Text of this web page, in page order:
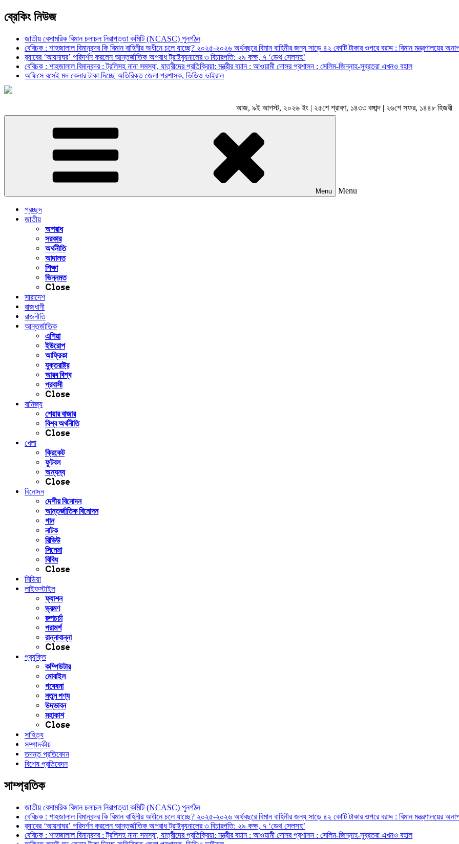
ব্রেকিং নিউজ
জাতীয় বেসামরিক বিমান চলাচল নিরাপত্তা কমিটি (NCASC) পুনর্গঠন
বেবিচক : শাহজালাল বিমানবন্দর কি বিমান বাহিনীর অধীনে চলে যাচ্ছে? ২০২৫-২০২৬ অর্থবছরে বিমান বাহিনীর জন্য সাড়ে ৪২ কোটি টাকার ওপরে বরাদ্দ : বিমান মন্ত্রণালয়ের
র‍্যাবের ‘আয়নাঘর’ পরিদর্শন করলেন আন্তর্জাতিক অপরাধ ট্রাইব্যুনালের ৩ বিচারপতি: ২৯ কক্ষ, ৭ ‘ডেথ সেলসহ’
বেবিচক : শাহজালাল বিমানবন্দর : ট্রলিসহ নানা সমস্যা, যাত্রীদের প্রতিক্রিয়া: মন্ত্রীর বয়ান : আওয়ামী দোসর প্রশাসন : সেলিম-জিন্নাহ-সুব্রতরা এখনও বহাল
অফিসে বসেই মদ কেনার টাকা দিচ্ছে অতিরিক্ত জেলা প্রশাসক, ভিডিও ভাইরাল
আজ, ৯ই আগস্ট, ২০২৬ ইং | ২৫শে শ্রাবণ, ১৪৩৩ বঙ্গাব্দ | ২৬শে সফর, ১৪৪৮ হিজরী
Menu Menu
প্রচ্ছদ
জাতীয়
অপরাধ
সরকার
অর্থনীতি
আদালত
শিক্ষা
ভিন্নমত
Close
সারাদেশ
রাজধানী
রাজনীতি
আন্তর্জাতিক
এশিয়া
ইউরোপ
আফ্রিকা
যুক্তরাষ্ট্র
আরব বিশ্ব
প্রবাসী
Close
বানিজ্য
শেয়ার বাজার
বিশ্ব অর্থনীতি
Close
খেলা
ক্রিকেট
ফুটবল
অন্যন্য
Close
বিনোদন
দেশীয় বিনোদন
আন্তর্জাতিক বিনোদন
গান
নাটক
রিভিউ
সিনেমা
বিবিধ
Close
মিডিয়া
লাইফস্টাইল
ফ্যাশন
ভ্রমণ
রুপচর্চা
পরামর্শ
রান্নাবান্না
Close
প্রযুক্তি
কম্পিউটার
মোবাইল
গবেষনা
নতুন পণ্য
উদ্ভাবন
মহাকাশ
Close
সাহিত্য
সম্পাদকীয়
তদন্ত প্রতিবেদন
বিশেষ প্রতিবেদন
সাম্প্রতিক
জাতীয় বেসামরিক বিমান চলাচল নিরাপত্তা কমিটি (NCASC) পুনর্গঠন
বেবিচক : শাহজালাল বিমানবন্দর কি বিমান বাহিনীর অধীনে চলে যাচ্ছে? ২০২৫-২০২৬ অর্থবছরে বিমান বাহিনীর জন্য সাড়ে ৪২ কোটি টাকার ওপরে বরাদ্দ : বিমান মন্ত্রণালয়ের
র‍্যাবের ‘আয়নাঘর’ পরিদর্শন করলেন আন্তর্জাতিক অপরাধ ট্রাইব্যুনালের ৩ বিচারপতি: ২৯ কক্ষ, ৭ ‘ডেথ সেলসহ’
বেবিচক : শাহজালাল বিমানবন্দর : ট্রলিসহ নানা সমস্যা, যাত্রীদের প্রতিক্রিয়া: মন্ত্রীর বয়ান : আওয়ামী দোসর প্রশাসন : সেলিম-জিন্নাহ-সুব্রতরা এখনও বহাল